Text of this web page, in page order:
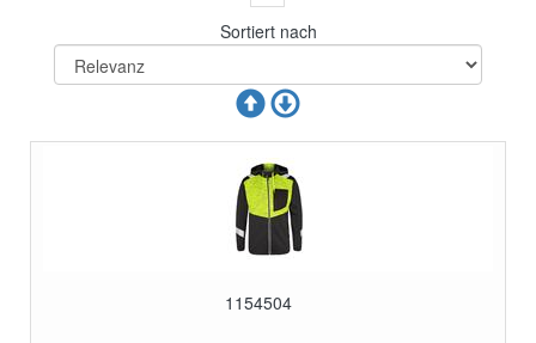
Sortiert nach
1154504